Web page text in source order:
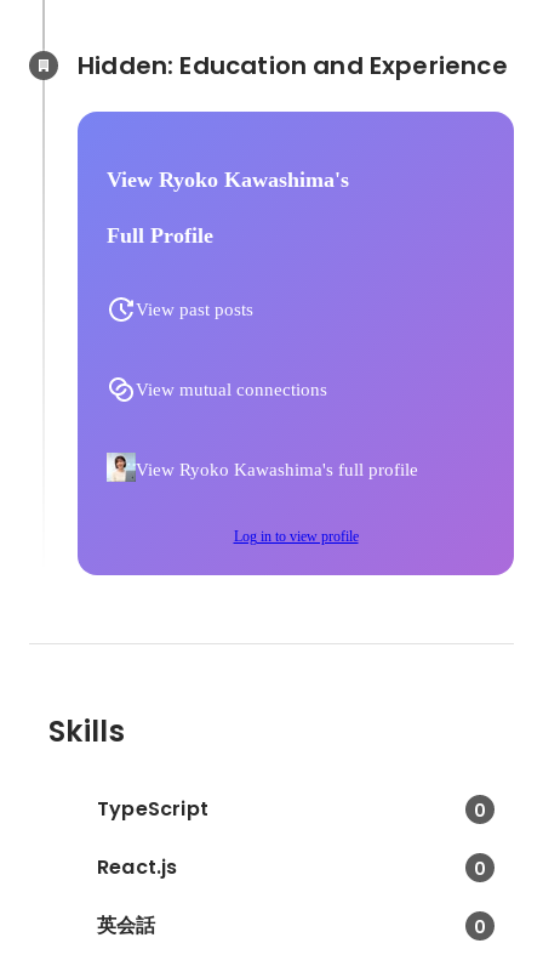
View Ryoko Kawashima's
Full Profile
View past posts
View mutual connections
View Ryoko Kawashima's full profile
Log in to view profile
Skills
TypeScript 0
React.js 0
英会話 0